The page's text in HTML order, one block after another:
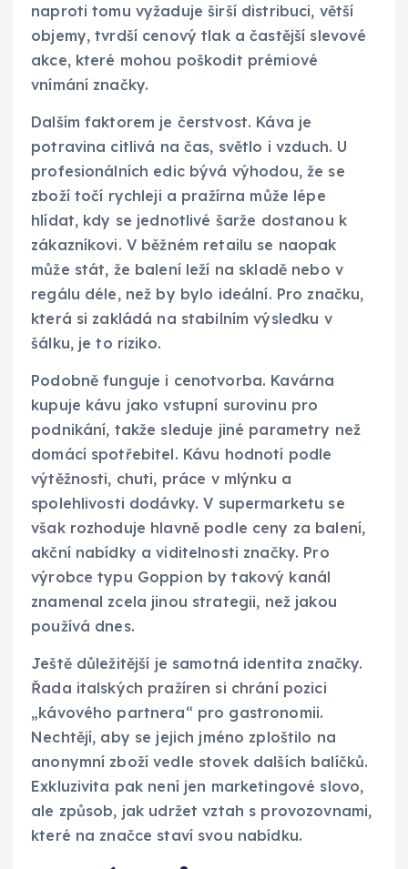
naproti tomu vyžaduje širší distribuci, větší
objemy, tvrdší cenový tlak a častější slevové
akce, které mohou poškodit prémiové
vnímání značky.
Dalším faktorem je čerstvost. Káva je
potravina citlivá na čas, světlo i vzduch. U
profesionálních edic bývá výhodou, že se
zboží točí rychleji a pražírna může lépe
hlídat, kdy se jednotlivé šarže dostanou k
zákazníkovi. V běžném retailu se naopak
může stát, že balení leží na skladě nebo v
regálu déle, než by bylo ideální. Pro značku,
která si zakládá na stabilním výsledku v
šálku, je to riziko.
Podobně funguje i cenotvorba. Kavárna
kupuje kávu jako vstupní surovinu pro
podnikání, takže sleduje jiné parametry než
domácí spotřebitel. Kávu hodnotí podle
výtěžnosti, chuti, práce v mlýnku a
spolehlivosti dodávky. V supermarketu se
však rozhoduje hlavně podle ceny za balení,
akční nabídky a viditelnosti značky. Pro
výrobce typu Goppion by takový kanál
znamenal zcela jinou strategii, než jakou
používá dnes.
Ještě důležitější je samotná identita značky.
Řada italských pražíren si chrání pozici
„kávového partnera“ pro gastronomii.
Nechtějí, aby se jejich jméno zploštilo na
anonymní zboží vedle stovek dalších balíčků.
Exkluzivita pak není jen marketingové slovo,
ale způsob, jak udržet vztah s provozovnami,
které na značce staví svou nabídku.